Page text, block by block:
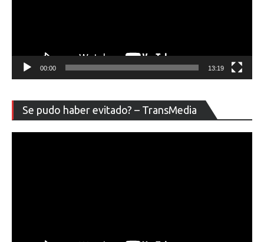
00:00 13:19
Se pudo haber evitado? – TransMedia
de